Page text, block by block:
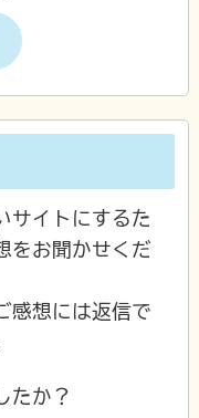
サイトにするた
をお聞かせくだ
感想には返信で
たか？